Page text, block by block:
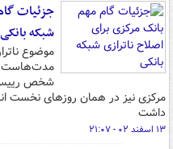
جزئیات
شبکه بانکی
موضوع
مدت‌هاست
شخص رییس
مرکزی نیز در همان روزهای نخست
داشت
۱۳ اسفند ۰۲ - ۲۱:۰۷